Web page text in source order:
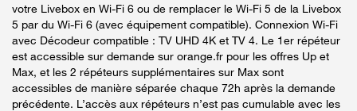
votre Livebox en Wi-Fi 6 ou de remplacer le Wi-Fi 5 de la Livebox
5 par du Wi-Fi 6 (avec équipement compatible). Connexion Wi-Fi
avec Décodeur compatible : TV UHD 4K et TV 4. Le 1er répéteur
est accessible sur demande sur orange.fr pour les offres Up et
Max, et les 2 répéteurs supplémentaires sur Max sont
accessibles de manière séparée chaque 72h après la demande
précédente. L’accès aux répéteurs n’est pas cumulable avec les